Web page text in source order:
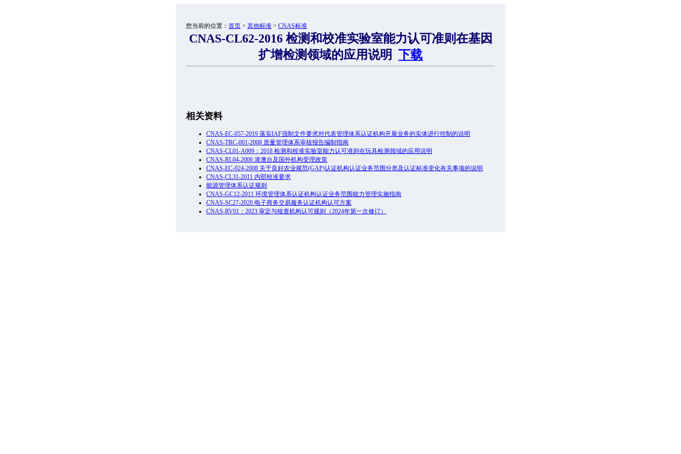
您当前的位置： 首页 > 其他标准 > CNAS标准
CNAS-CL62-2016 检测和校准实验室能力认可准则在基因
扩增检测领域的应用说明
下载
相关资料
CNAS-EC-057-2019 落实IAF强制文件要求对代表管理体系认证机构开展业务的实体进行控制的说明
CNAS-TRC-001-2008 质量管理体系审核报告编制指南
CNAS-CL01-A009：2018 检测和校准实验室能力认可准则在玩具检测领域的应用说明
CNAS-RL04-2006 港澳台及国外机构受理政策
CNAS-EC-024-2008 关于良好农业规范(GAP)认证机构认证业务范围分类及认证标准变化有关事项的说明
CNAS-CL31-2011 内部校准要求
能源管理体系认证规则
CNAS-GC12-2011 环境管理体系认证机构认证业务范围能力管理实施指南
CNAS-SC27-2020 电子商务交易服务认证机构认可方案
CNAS-RV01：2023 审定与核查机构认可规则（2024年第一次修订）